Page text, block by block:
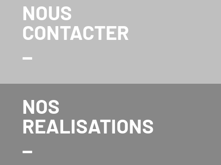
NOUS
CONTACTER
_
NOS
REALISATIONS
_